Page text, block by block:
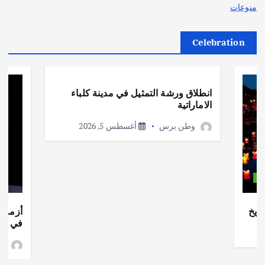
منوعات
Celebration
انطلاق ورشة التمثيل في مدينة كلباء
الاماراتية
وطن برس أغسطس 5, 2026
أزمة
في